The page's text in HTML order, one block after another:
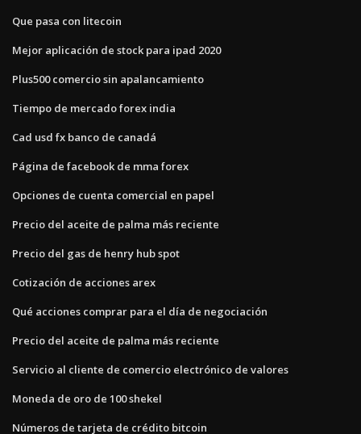
Que pasa con litecoin
Mejor aplicación de stock para ipad 2020
Plus500 comercio sin apalancamiento
Tiempo de mercado forex india
Cad usd fx banco de canadá
Página de facebook de mma forex
Opciones de cuenta comercial en papel
Precio del aceite de palma más reciente
Precio del gas de henry hub spot
Cotización de acciones arex
Qué acciones comprar para el día de negociación
Precio del aceite de palma más reciente
Servicio al cliente de comercio electrónico de valores
Moneda de oro de 100 shekel
Números de tarjeta de crédito bitcoin